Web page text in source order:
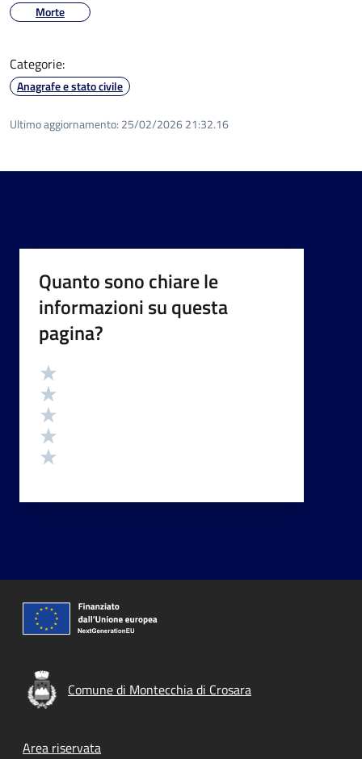
Morte
Categorie:
Anagrafe e stato civile
Ultimo aggiornamento: 25/02/2026 21:32.16
Quanto sono chiare le
informazioni su questa
pagina?
Valutazione
Comune di Montecchia di Crosara
Footer menu
Area riservata